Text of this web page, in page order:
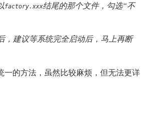
factory.xxx结尾的那个文件，勾选“不
，建议等系统完全启动后，马上再断
一的方法，虽然比较麻烦，但无法更详